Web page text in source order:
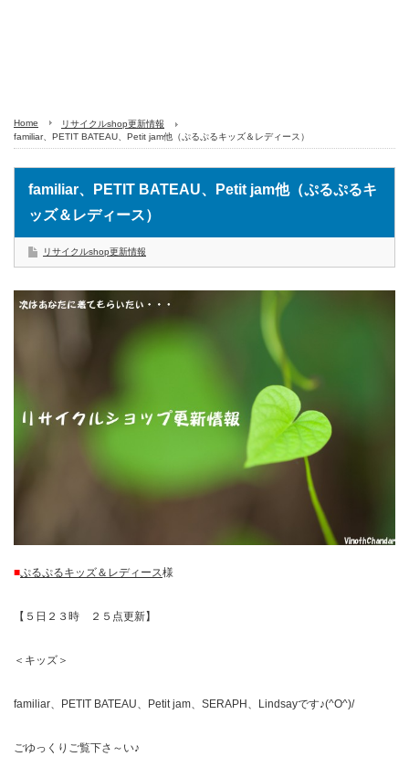
Home
リサイクルshop更新情報
familiar、PETIT BATEAU、Petit jam他（ぷるぷるキッズ＆レディース）
familiar、PETIT BATEAU、Petit jam他（ぷるぷるキ
ッズ＆レディース）
リサイクルshop更新情報
■ぷるぷるキッズ＆レディース様
【５日２３時 ２５点更新】
＜キッズ＞
familiar、PETIT BATEAU、Petit jam、SERAPH、Lindsayです♪(^O^)/
ごゆっくりご覧下さ～い♪